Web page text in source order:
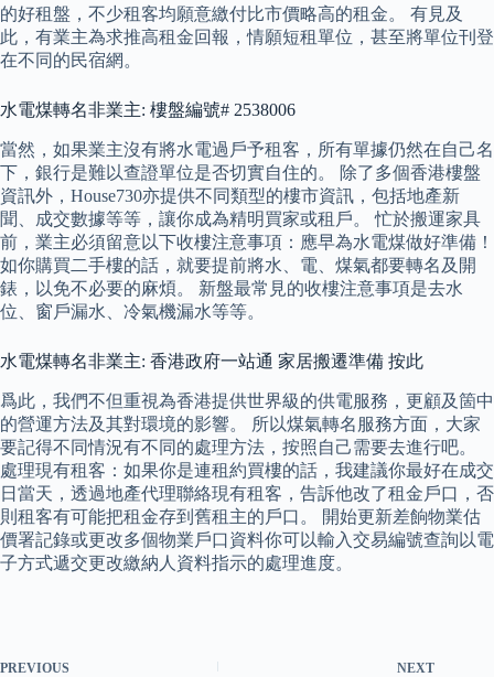
的好租盤，不少租客均願意繳付比市價略高的租金。 有見及
此，有業主為求推高租金回報，情願短租單位，甚至將單位刊登
在不同的民宿網。
水電煤轉名非業主: 樓盤編號# 2538006
當然，如果業主沒有將水電過戶予租客，所有單據仍然在自己名
下，銀行是難以查證單位是否切實自住的。 除了多個香港樓盤
資訊外，House730亦提供不同類型的樓市資訊，包括地產新
聞、成交數據等等，讓你成為精明買家或租戶。 忙於搬運家具
前，業主必須留意以下收樓注意事項：應早為水電煤做好準備！
如你購買二手樓的話，就要提前將水、電、煤氣都要轉名及開
錶，以免不必要的麻煩。 新盤最常見的收樓注意事項是去水
位、窗戶漏水、冷氣機漏水等等。
水電煤轉名非業主: 香港政府一站通 家居搬遷準備 按此
爲此，我們不但重視為香港提供世界級的供電服務，更顧及箇中
的營運方法及其對環境的影響。 所以煤氣轉名服務方面，大家
要記得不同情況有不同的處理方法，按照自己需要去進行吧。
處理現有租客：如果你是連租約買樓的話，我建議你最好在成交
日當天，透過地產代理聯絡現有租客，告訴他改了租金戶口，否
則租客有可能把租金存到舊租主的戶口。 開始更新差餉物業估
價署記錄或更改多個物業戶口資料你可以輸入交易編號查詢以電
子方式遞交更改繳納人資料指示的處理進度。
PREVIOUS NEXT